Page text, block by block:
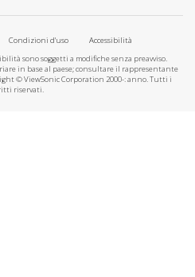
Condizioni d'uso
Accessibilità
sono soggetti a modifiche senza preavviso.
in base al paese; consultare il rappresentante
© ViewSonic Corporation 2000-: anno. Tutti i
riservati.